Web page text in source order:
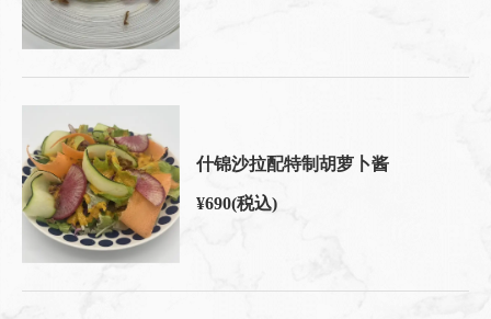
什锦沙拉配特制胡萝卜酱
¥690(税込)